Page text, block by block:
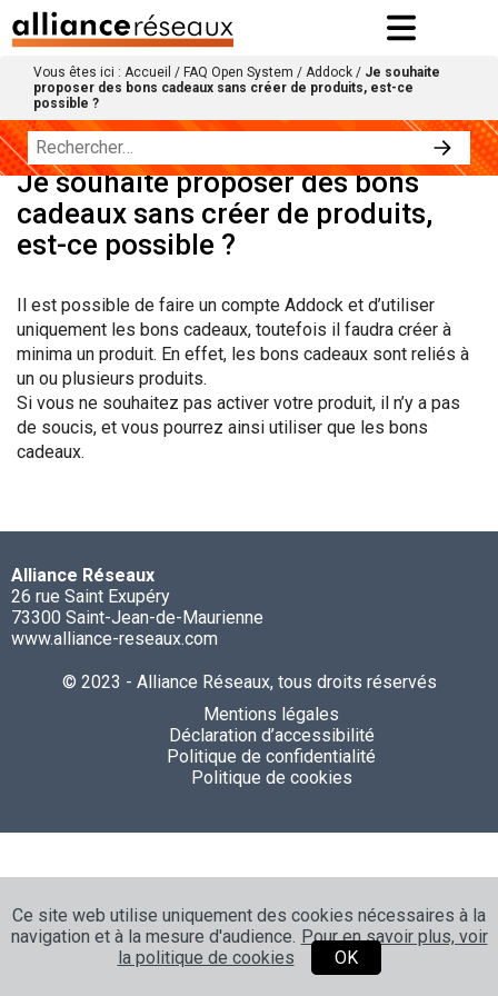
Vous êtes ici : Accueil / FAQ Open System / Addock / Je souhaite
proposer des bons cadeaux sans créer de produits, est-ce
possible ?
Je souhaite proposer des bons
cadeaux sans créer de produits,
est-ce possible ?
Il est possible de faire un compte Addock et d’utiliser
uniquement les bons cadeaux, toutefois il faudra créer à
minima un produit. En effet, les bons cadeaux sont reliés à
un ou plusieurs produits.
Si vous ne souhaitez pas activer votre produit, il n’y a pas
de soucis, et vous pourrez ainsi utiliser que les bons
cadeaux.
Alliance Réseaux
26 rue Saint Exupéry
73300 Saint-Jean-de-Maurienne
www.alliance-reseaux.com
© 2023 - Alliance Réseaux, tous droits réservés
Mentions légales
Déclaration d’accessibilité
Politique de confidentialité
Politique de cookies
Ce site web utilise uniquement des cookies nécessaires à la
navigation et à la mesure d'audience. Pour en savoir plus, voir
la politique de cookies
OK